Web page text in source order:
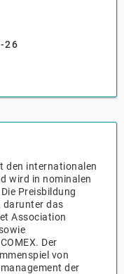
26
den internationalen
wird in nominalen
Preisbildung
darunter das
Association
Der
von
der